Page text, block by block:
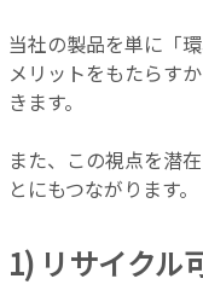
当社の製品を単に「
メリットをもたらす
きます。
また、この視点を潜
とにもつながります。
1) リサイクル